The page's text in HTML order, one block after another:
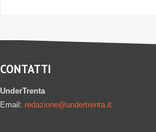
CONTATTI
UnderTrenta
Email: redazione@undertrenta.it